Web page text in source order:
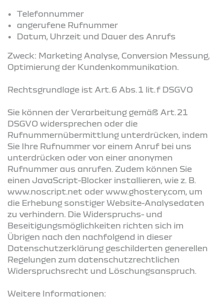
Telefonnummer
angerufene Rufnummer
Datum, Uhrzeit und Dauer des Anrufs
Zweck: Marketing Analyse, Conversion Messung,
Optimierung der Kundenkommunikation.
Rechtsgrundlage ist Art. 6 Abs. 1 lit. f DSGVO
Sie können der Verarbeitung gemäß Art. 21
DSGVO widersprechen oder die
Rufnummernübermittlung unterdrücken, indem
Sie Ihre Rufnummer vor einem Anruf bei uns
unterdrücken oder von einer anonymen
Rufnummer aus anrufen. Zudem können Sie
einen JavaScript-Blocker installieren, wie z. B.
www.noscript.net oder www.ghostery.com, um
die Erhebung sonstiger Website-Analysedaten
zu verhindern. Die Widerspruchs- und
Beseitigungsmöglichkeiten richten sich im
Übrigen nach den nachfolgend in dieser
Datenschutzerklärung geschilderten generellen
Regelungen zum datenschutzrechtlichen
Widerspruchsrecht und Löschungsanspruch.
Weitere Informationen: